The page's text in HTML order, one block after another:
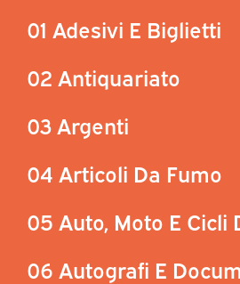
01 Adesivi E Biglietti
02 Antiquariato
03 Argenti
04 Articoli Da Fumo
05 Auto, Moto E Cicli
06 Autografi E